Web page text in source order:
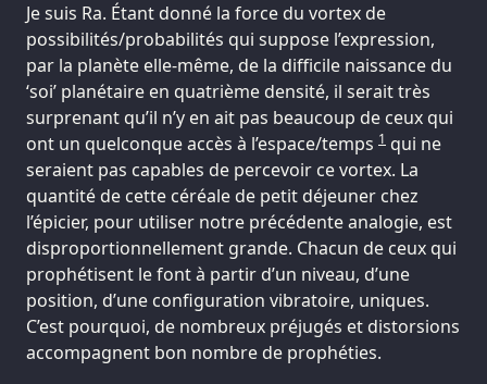
Je suis Ra. Étant donné la force du vortex de
possibilités/probabilités qui suppose l’expression,
par la planète elle-même, de la difficile naissance du
‘soi’ planétaire en quatrième densité, il serait très
surprenant qu’il n’y en ait pas beaucoup de ceux qui
ont un quelconque accès à l’espace/temps 1 qui ne
seraient pas capables de percevoir ce vortex. La
quantité de cette céréale de petit déjeuner chez
l’épicier, pour utiliser notre précédente analogie, est
disproportionnellement grande. Chacun de ceux qui
prophétisent le font à partir d’un niveau, d’une
position, d’une configuration vibratoire, uniques.
C’est pourquoi, de nombreux préjugés et distorsions
accompagnent bon nombre de prophéties.